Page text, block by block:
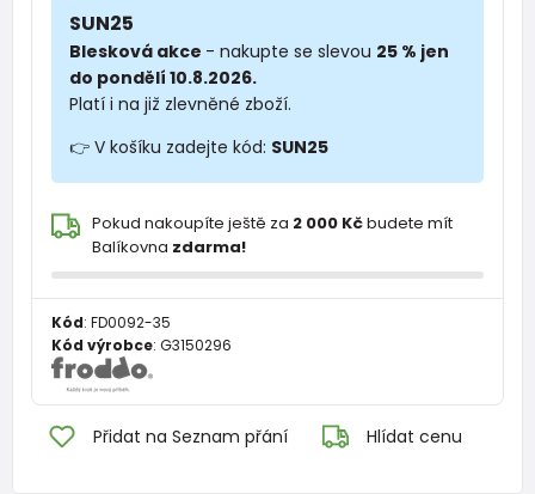
SUN25
Blesková akce - nakupte se slevou 25 % jen
do pondělí 10.8.2026.
Platí i na již zlevněné zboží.
👉 V košíku zadejte kód: SUN25
Pokud nakoupíte ještě za 2 000 Kčbudete mít
Balíkovna zdarma!
Kód: FD0092-35
Kód výrobce: G3150296
Přidat na Seznam přání Hlídat cenu